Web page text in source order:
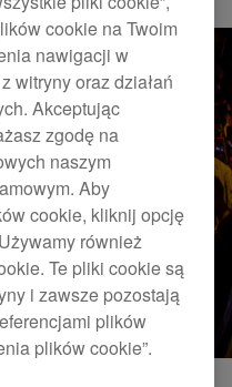
cookie na Twoim
nawigacji w
witryny oraz działań
Akceptując
zgodę na
naszym
Aby
cookie, kliknij opcję
również
Te pliki cookie są
i zawsze pozostają
plików
plików cookie”.